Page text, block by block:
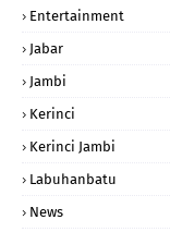
Entertainment
Jabar
Jambi
Kerinci
Kerinci Jambi
Labuhanbatu
News